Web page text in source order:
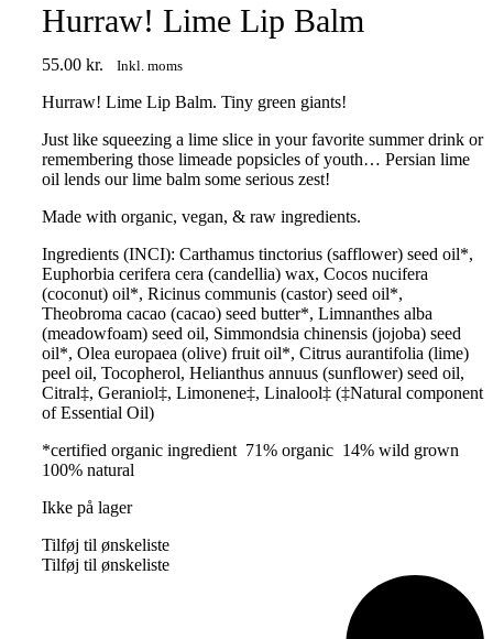
Hurraw! Lime Lip Balm
55.00 kr. Inkl. moms
Hurraw! Lime Lip Balm. Tiny green giants!
Just like squeezing a lime slice in your favorite summer drink or
remembering those limeade popsicles of youth… Persian lime
oil lends our lime balm some serious zest!
Made with organic, vegan, & raw ingredients.
Ingredients (INCI): Carthamus tinctorius (safflower) seed oil*,
Euphorbia cerifera cera (candellia) wax, Cocos nucifera
(coconut) oil*, Ricinus communis (castor) seed oil*,
Theobroma cacao (cacao) seed butter*, Limnanthes alba
(meadowfoam) seed oil, Simmondsia chinensis (jojoba) seed
oil*, Olea europaea (olive) fruit oil*, Citrus aurantifolia (lime)
peel oil, Tocopherol, Helianthus annuus (sunflower) seed oil,
Citral‡, Geraniol‡, Limonene‡, Linalool‡ (‡Natural component
of Essential Oil)
*certified organic ingredient 71% organic 14% wild grown
100% natural
Ikke på lager
Tilføj til ønskeliste
Tilføj til ønskeliste